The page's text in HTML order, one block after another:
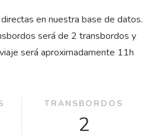
en nuestra base de datos.
será de 2 transbordos y
será aproximadamente 11h
TRANSBORDOS
2